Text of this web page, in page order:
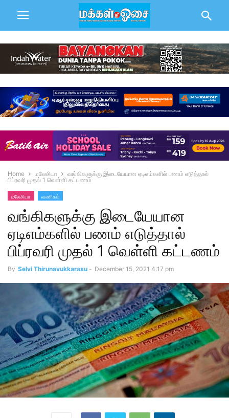
Home மலேசியா
வங்கிகளுக்கு இடையேயான ஏடிஎம்களில் பணம் எடுத்தால்
பிப்ரவரி முதல் 1 வெள்ளி கட்டணம்
மலேசியா வணிகம்
வங்கிகளுக்கு இடையேயான
ஏடிஎம்களில் பணம் எடுத்தால்
பிப்ரவரி முதல் 1 வெள்ளி கட்டணம்
By Selvi Thirunavukkarasu - December 15, 2021 4:17 pm